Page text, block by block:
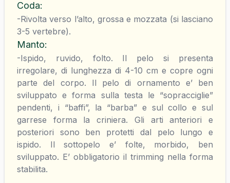
Coda:
-Rivolta verso l’alto, grossa e mozzata (si lasciano
3-5 vertebre).
Manto:
-Ispido, ruvido, folto. Il pelo si presenta
irregolare, di lunghezza di 4-10 cm e copre ogni
parte del corpo. Il pelo di ornamento e’ ben
sviluppato e forma sulla testa le “sopracciglie”
pendenti, i “baffi”, la “barba” e sul collo e sul
garrese forma la criniera. Gli arti anteriori e
posteriori sono ben protetti dal pelo lungo e
ispido. Il sottopelo e’ folte, morbido, ben
sviluppato. E’ obbligatorio il trimming nella forma
stabilita.